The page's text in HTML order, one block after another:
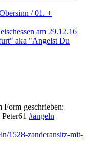
/ 01. +
am 29.12.16
aka "Angelst Du
Form geschrieben:
#angeln
1528-zanderansitz-mit-